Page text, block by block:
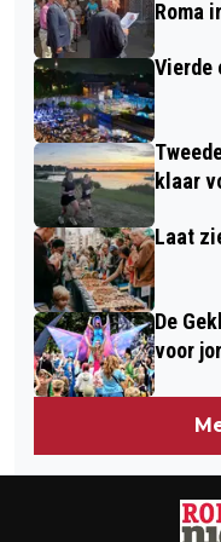
Roma
Vierde
klaar
Laat
De
voor